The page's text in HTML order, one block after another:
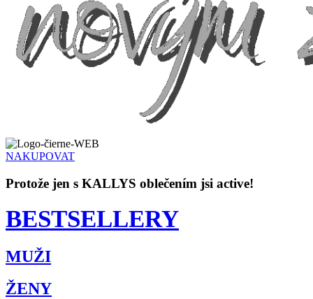
NAKUPOVAT
Protože jen s KALLYS oblečením jsi active!
BESTSELLERY
MUŽI
ŽENY